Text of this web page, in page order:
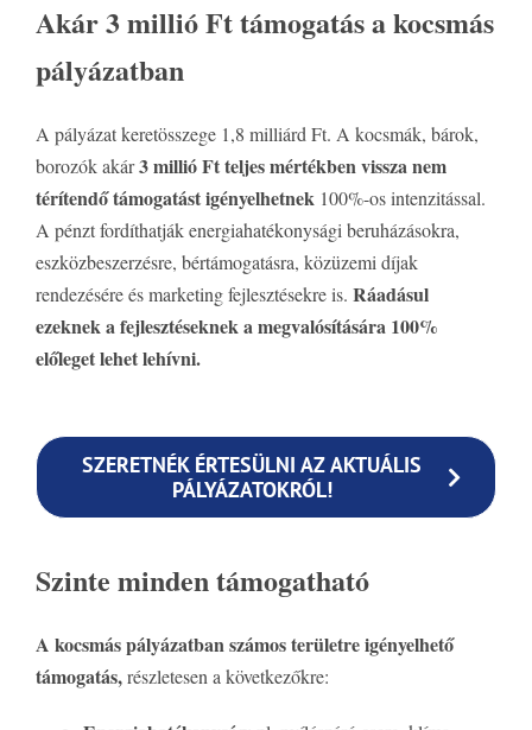
Akár 3 millió Ft támogatás a kocsmás
pályázatban
A pályázat keretösszege 1,8 milliárd Ft. A kocsmák, bárok,
borozók akár3 millió Ft teljes mértékben vissza nem
térítendő támogatást igényelhetnek 100%-os intenzitással.
A pénzt fordíthatják energiahatékonysági beruházásokra,
eszközbeszerzésre, bértámogatásra, közüzemi díjak
rendezésére és marketing fejlesztésekre is. Ráadásul
ezeknek a fejlesztéseknek a megvalósítására 100%
előleget lehet lehívni.
SZERETNÉK ÉRTESÜLNI AZ AKTUÁLIS
PÁLYÁZATOKRÓL!
Szinte minden támogatható
A kocsmás pályázatban számos területre igényelhető
támogatás,részletesen a következőkre: